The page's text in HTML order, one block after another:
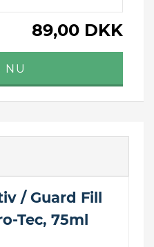
89,00 DKK
/ Guard Fill
Tec, 75ml